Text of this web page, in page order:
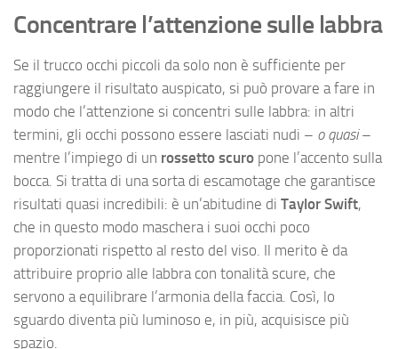
Concentrare l’attenzione sulle labbra
Se il trucco occhi piccoli da solo non è sufficiente per
raggiungere il risultato auspicato, si può provare a fare in
modo che l’attenzione si concentri sulle labbra: in altri
termini, gli occhi possono essere lasciati nudi – o quasi–
mentre l’impiego di un rossetto scuro pone l’accento sulla
bocca. Si tratta di una sorta di escamotage che garantisce
risultati quasi incredibili: è un’abitudine di Taylor Swift,
che in questo modo maschera i suoi occhi poco
proporzionati rispetto al resto del viso. Il merito è da
attribuire proprio alle labbra con tonalità scure, che
servono a equilibrare l’armonia della faccia. Così, lo
sguardo diventa più luminoso e, in più, acquisisce più
spazio.